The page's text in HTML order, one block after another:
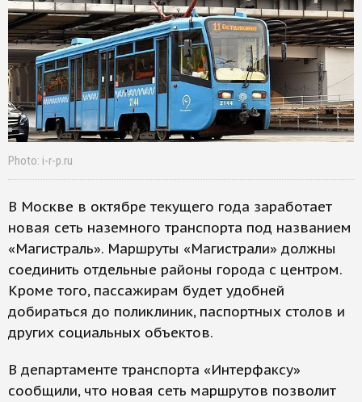
Photo: i-r-p.ru
В Москве в октябре текущего года заработает
новая сеть наземного транспорта под названием
«Магистраль». Маршруты «Магистрали» должны
соединить отдельные районы города с центром.
Кроме того, пассажирам будет удобней
добираться до поликлиник, паспортных столов и
других социальных объектов.
В департаменте транспорта «Интерфаксу»
сообщили, что новая сеть маршрутов позволит